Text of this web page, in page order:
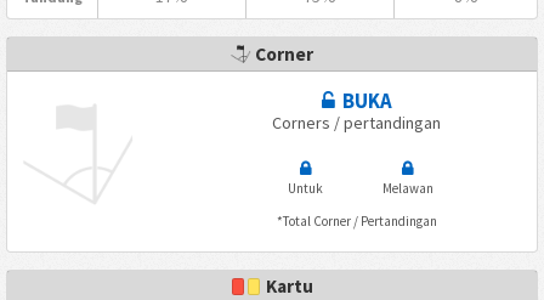
Corner
BUKA
Corners / pertandingan
Untuk
Melawan
*Total Corner / Pertandingan
Kartu